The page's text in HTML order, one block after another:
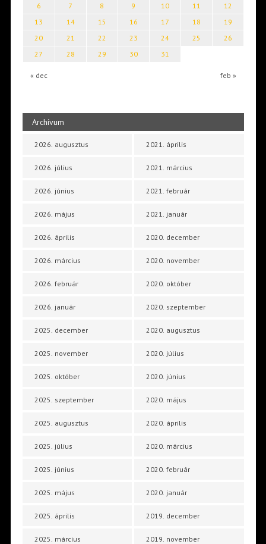
« dec feb »
6
7 8 9 10 11
12
13
14 15 16 17 18
19
20
21 22 23 24 25
26
27
28 29 30 31
Archívum
2026. augusztus
2026. július
2026. június
2026. május
2026. április
2026. március
2026. február
2026. január
2025. december
2025. november
2025. október
2025. szeptember
2025. augusztus
2025. július
2025. június
2025. május
2025. április
2025. március
2021. április
2021. március
2021. február
2021. január
2020. december
2020. november
2020. október
2020. szeptember
2020. augusztus
2020. július
2020. június
2020. május
2020. április
2020. március
2020. február
2020. január
2019. december
2019. november